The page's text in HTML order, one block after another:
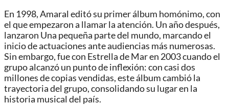
En 1998, Amaral editó su primer álbum homónimo, con
el que empezaron a llamar la atención. Un año después,
lanzaron Una pequeña parte del mundo, marcando el
inicio de actuaciones ante audiencias más numerosas.
Sin embargo, fue con Estrella de Mar en 2003 cuando el
grupo alcanzó un punto de inflexión: con casi dos
millones de copias vendidas, este álbum cambió la
trayectoria del grupo, consolidando su lugar en la
historia musical del país.